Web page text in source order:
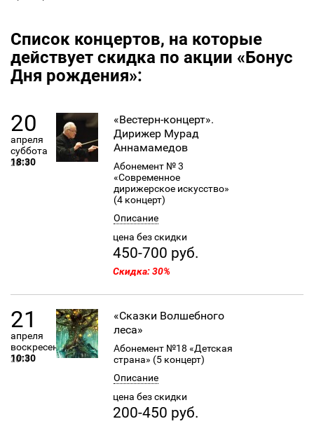
Список концертов, на которые
действует скидка по акции «Бонус
Дня рождения»:
20
2019
апреля
суббота
18:30
«Вестерн-концерт».
Дирижер Мурад
Аннамамедов
Абонемент № 3
«Современное
дирижерское искусство»
(4 концерт)
Описание
цена без скидки
450-700 руб.
Скидка: 30%
21
2019
апреля
воскресенье
10:30
«Сказки Волшебного
леса»
Абонемент №18 «Детская
страна» (5 концерт)
Описание
цена без скидки
200-450 руб.